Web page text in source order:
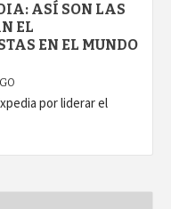
ASÍ SON LAS
EL
EN EL MUNDO
por liderar el